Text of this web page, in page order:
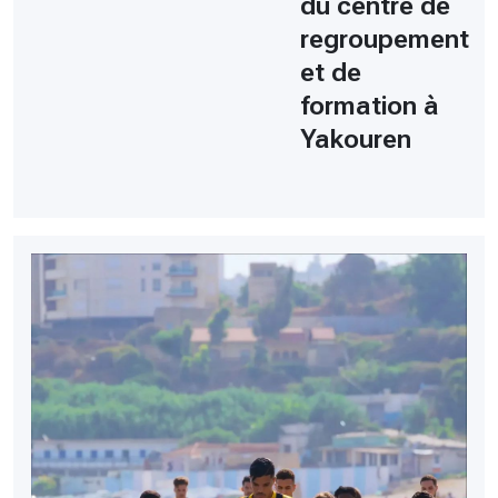
regroupement
et de
formation à
Yakouren